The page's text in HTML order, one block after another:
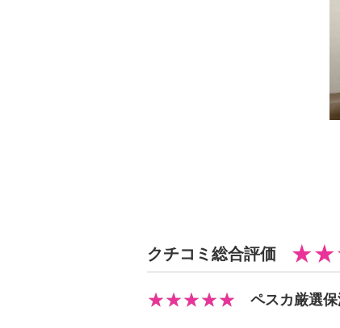
クチコミ総合評価
ペスカ厳選